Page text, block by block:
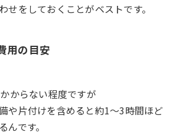
せをしておくことがベストです。
用の目安
からない程度ですが
や片付けを含めると約1～3時間ほど
んです。